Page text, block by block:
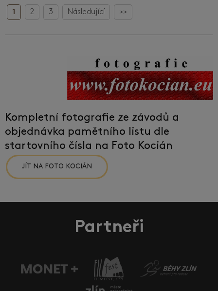
1 2 3 Následující >>
Kompletní fotografie ze závodů a
objednávka pamětního listu dle
startovního čísla na Foto Kocián
JÍT NA FOTO KOCIÁN
Partneři